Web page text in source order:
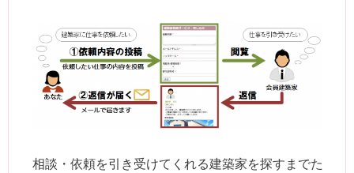
相談・依頼を引き受けてくれる建築家を探すまでた